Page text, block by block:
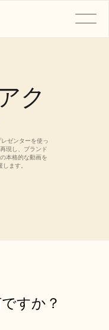
ク
ゼンターを使っ
現し、ブランド
本格的な動画を
ます。
すか？